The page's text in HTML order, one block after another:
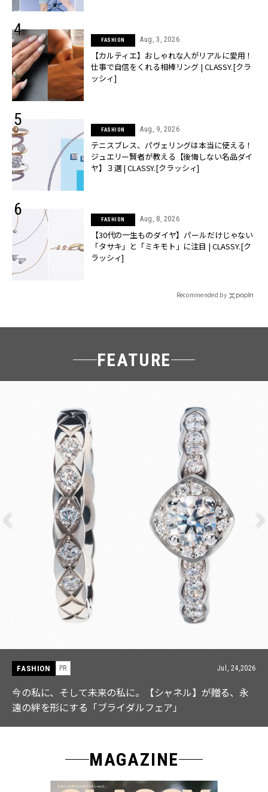
FASHION Aug, 3, 2026
【カルティエ】おしゃれな人がリアルに愛用！
仕事で自信をくれる相棒リング | CLASSY.[クラ
ッシィ]
FASHION Aug, 9, 2026
テニスブレス、パヴェリングは本当に使える！
ジュエリー賢者が教える【後悔しない名品ダイ
ヤ】３選 | CLASSY.[クラッシィ]
FASHION Aug, 8, 2026
【30代の一生ものダイヤ】パールだけじゃない
「タサキ」と「ミキモト」に注目 | CLASSY.[ク
ラッシィ]
Recommended by
FEATURE
FASHION PR Jul, 24,2026
今の私に、そして未来の私に。【シャネル】が贈る、永
遠の絆を形にする「ブライダルフェア」
MAGAZINE